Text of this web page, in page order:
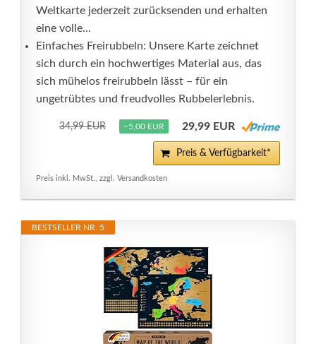
Weltkarte jederzeit zurücksenden und erhalten
eine volle...
Einfaches Freirubbeln: Unsere Karte zeichnet
sich durch ein hochwertiges Material aus, das
sich mühelos freirubbeln lässt – für ein
ungetrübtes und freudvolles Rubbelerlebnis.
34,99 EUR −5,00 EUR 29,99 EUR
Preis & Verfügbarkeit*
Preis inkl. MwSt., zzgl. Versandkosten
BESTSELLER NR. 5